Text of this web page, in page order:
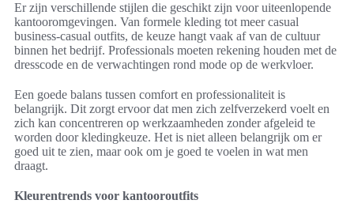
Er zijn verschillende stijlen die geschikt zijn voor uiteenlopende
kantooromgevingen. Van formele kleding tot meer casual
business-casual outfits, de keuze hangt vaak af van de cultuur
binnen het bedrijf. Professionals moeten rekening houden met de
dresscode en de verwachtingen rond mode op de werkvloer.
Een goede balans tussen comfort en professionaliteit is
belangrijk. Dit zorgt ervoor dat men zich zelfverzekerd voelt en
zich kan concentreren op werkzaamheden zonder afgeleid te
worden door kledingkeuze. Het is niet alleen belangrijk om er
goed uit te zien, maar ook om je goed te voelen in wat men
draagt.
Kleurentrends voor kantooroutfits